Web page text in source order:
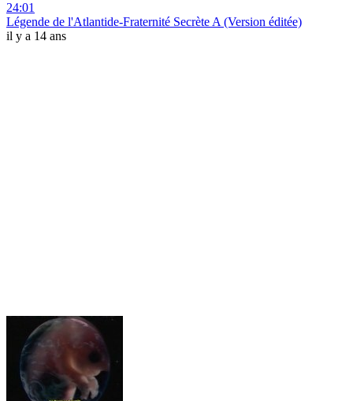
24:01
Légende de l'Atlantide-Fraternité Secrète A (Version éditée)
il y a 14 ans